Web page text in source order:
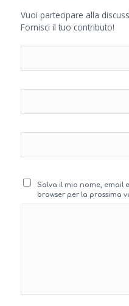
Vuoi partecipare alla
Fornisci il tuo contributo!
Salva il mio nome, email
browser per la prossima